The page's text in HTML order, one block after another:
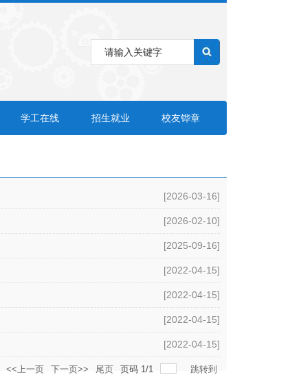
学工在线 招生就业 校友铧章
[2026-03-16]
[2026-02-10]
[2025-09-16]
[2022-04-15]
[2022-04-15]
[2022-04-15]
[2022-04-15]
<<上一页 下一页>> 尾页 页码 1/1 跳转到